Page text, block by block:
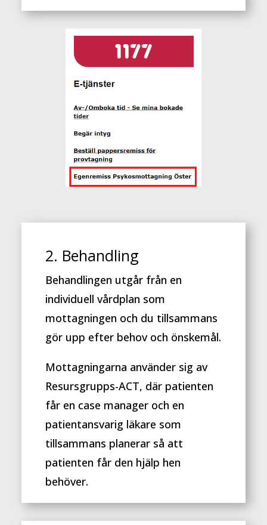
2. Behandling
Behandlingen utgår från en
individuell vårdplan som
mottagningen och du tillsammans
gör upp efter behov och önskemål.
Mottagningarna använder sig av
Resursgrupps-ACT, där patienten
får en case manager och en
patientansvarig läkare som
tillsammans planerar så att
patienten får den hjälp hen
behöver.